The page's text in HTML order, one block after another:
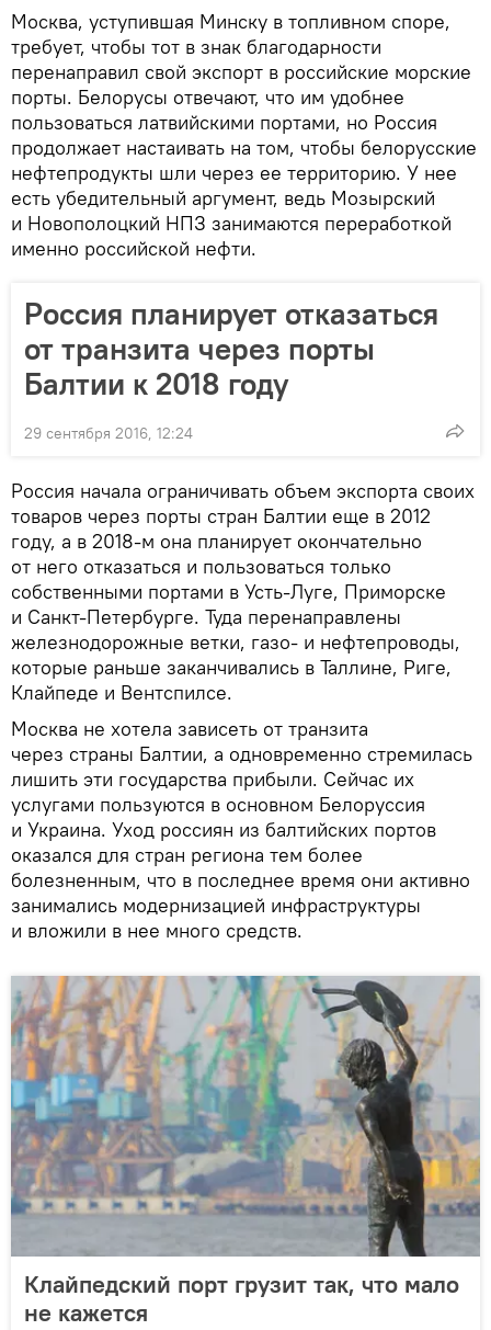
Москва, уступившая Минску в топливном споре,
требует, чтобы тот в знак благодарности
перенаправил свой экспорт в российские морские
порты. Белорусы отвечают, что им удобнее
пользоваться латвийскими портами, но Россия
продолжает настаивать на том, чтобы белорусские
нефтепродукты шли через ее территорию. У нее
есть убедительный аргумент, ведь Мозырский
и Новополоцкий НПЗ занимаются переработкой
именно российской нефти.
Россия планирует отказаться
от транзита через порты
Балтии к 2018 году
29 сентября 2016, 12:24
Россия начала ограничивать объем экспорта своих
товаров через порты стран Балтии еще в 2012
году, а в 2018-м она планирует окончательно
от него отказаться и пользоваться только
собственными портами в Усть-Луге, Приморске
и Санкт-Петербурге. Туда перенаправлены
железнодорожные ветки, газо- и нефтепроводы,
которые раньше заканчивались в Таллине, Риге,
Клайпеде и Вентспилсе.
Москва не хотела зависеть от транзита
через страны Балтии, а одновременно стремилась
лишить эти государства прибыли. Сейчас их
услугами пользуются в основном Белоруссия
и Украина. Уход россиян из балтийских портов
оказался для стран региона тем более
болезненным, что в последнее время они активно
занимались модернизацией инфраструктуры
и вложили в нее много средств.
Клайпедский порт грузит так, что мало
не кажется